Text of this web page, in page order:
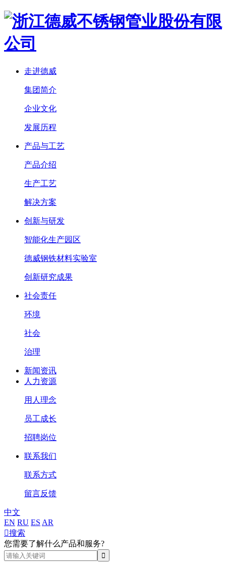
走进德威
集团简介
企业文化
发展历程
产品与工艺
产品介绍
生产工艺
解决方案
创新与研发
智能化生产园区
德威钢铁材料实验室
创新研究成果
社会责任
环境
社会
治理
新闻资讯
人力资源
用人理念
员工成长
招聘岗位
联系我们
联系方式
留言反馈
中文
EN RU ES AR
搜索
您需要了解什么产品和服务?